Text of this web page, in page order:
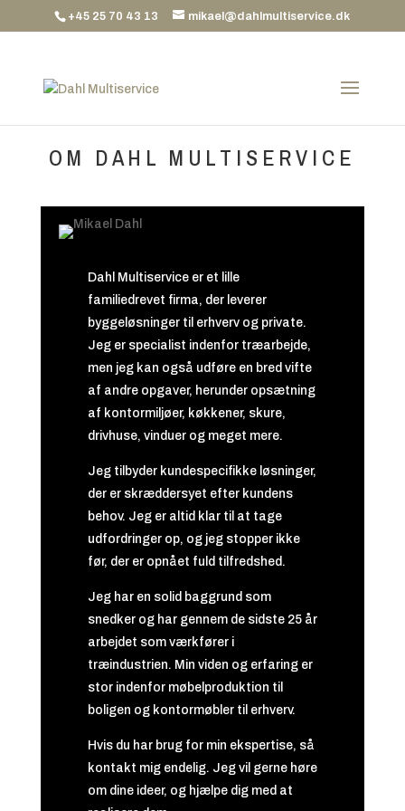
+45 25 70 43 13 mikael@dahlmultiservice.dk
OM DAHL MULTISERVICE
Dahl Multiservice er et lille
familiedrevet firma, der leverer
byggeløsninger til erhverv og private.
Jeg er specialist indenfor træarbejde,
men jeg kan også udføre en bred vifte
af andre opgaver, herunder opsætning
af kontormiljøer, køkkener, skure,
drivhuse, vinduer og meget mere.
Jeg tilbyder kundespecifikke løsninger,
der er skræddersyet efter kundens
behov. Jeg er altid klar til at tage
udfordringer op, og jeg stopper ikke
før, der er opnået fuld tilfredshed.
Jeg har en solid baggrund som
snedker og har gennem de sidste 25 år
arbejdet som værkfører i
træindustrien. Min viden og erfaring er
stor indenfor møbelproduktion til
boligen og kontormøbler til erhverv.
Hvis du har brug for min ekspertise, så
kontakt mig endelig. Jeg vil gerne høre
om dine ideer, og hjælpe dig med at